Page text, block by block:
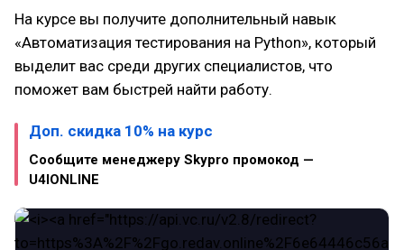
На курсе вы получите дополнительный навык
«Автоматизация тестирования на Python», который
выделит вас среди других специалистов, что
поможет вам быстрей найти работу.
Доп. скидка 10% на курс
Сообщите менеджеру Skypro промокод —
U4IONLINE